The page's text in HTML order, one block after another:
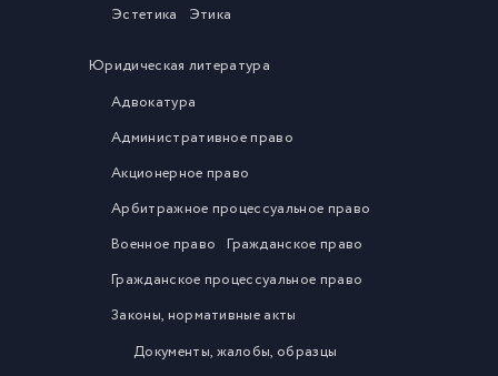
Эстетика
Этика
Юридическая литература
Адвокатура
Административное право
Акционерное право
Арбитражное процессуальное право
Военное право
Гражданское право
Гражданское процессуальное право
Законы, нормативные акты
Документы, жалобы, образцы